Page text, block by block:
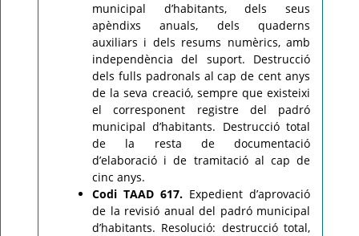
municipal d’habitants, dels seus
apèndixs anuals, dels quaderns
auxiliars i dels resums numèrics, amb
independència del suport. Destrucció
dels fulls padronals al cap de cent anys
de la seva creació, sempre que existeixi
el corresponent registre del padró
municipal d’habitants. Destrucció total
de la resta de documentació
d’elaboració i de tramitació al cap de
cinc anys.
Codi TAAD 617. Expedient d’aprovació
de la revisió anual del padró municipal
d’habitants. Resolució: destrucció total,